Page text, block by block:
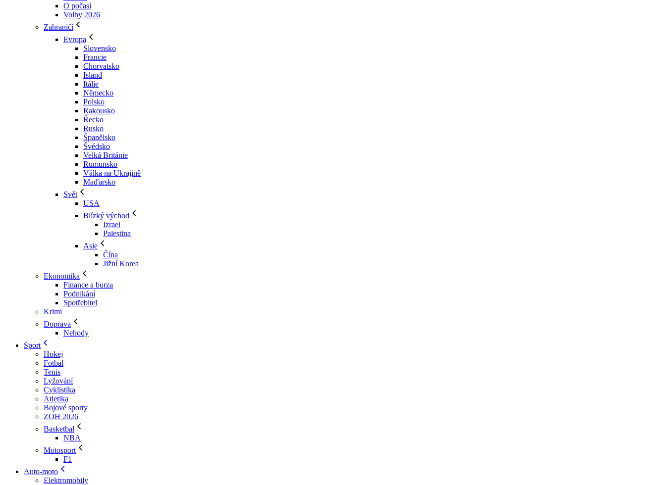
O počasí
Volby 2026
Zahraničí
Evropa
Slovensko
Francie
Chorvatsko
Island
Itálie
Německo
Polsko
Rakousko
Řecko
Rusko
Španělsko
Švédsko
Velká Británie
Rumunsko
Válka na Ukrajině
Maďarsko
Svět
USA
Blízký východ
Izrael
Palestina
Asie
Čína
Jižní Korea
Ekonomika
Finance a burza
Podnikání
Spotřebitel
Krimi
Doprava
Nehody
Sport
Hokej
Fotbal
Tenis
Lyžování
Cyklistika
Atletika
Bojové sporty
ZOH 2026
Basketbal
NBA
Motosport
F1
Auto-moto
Elektromobily